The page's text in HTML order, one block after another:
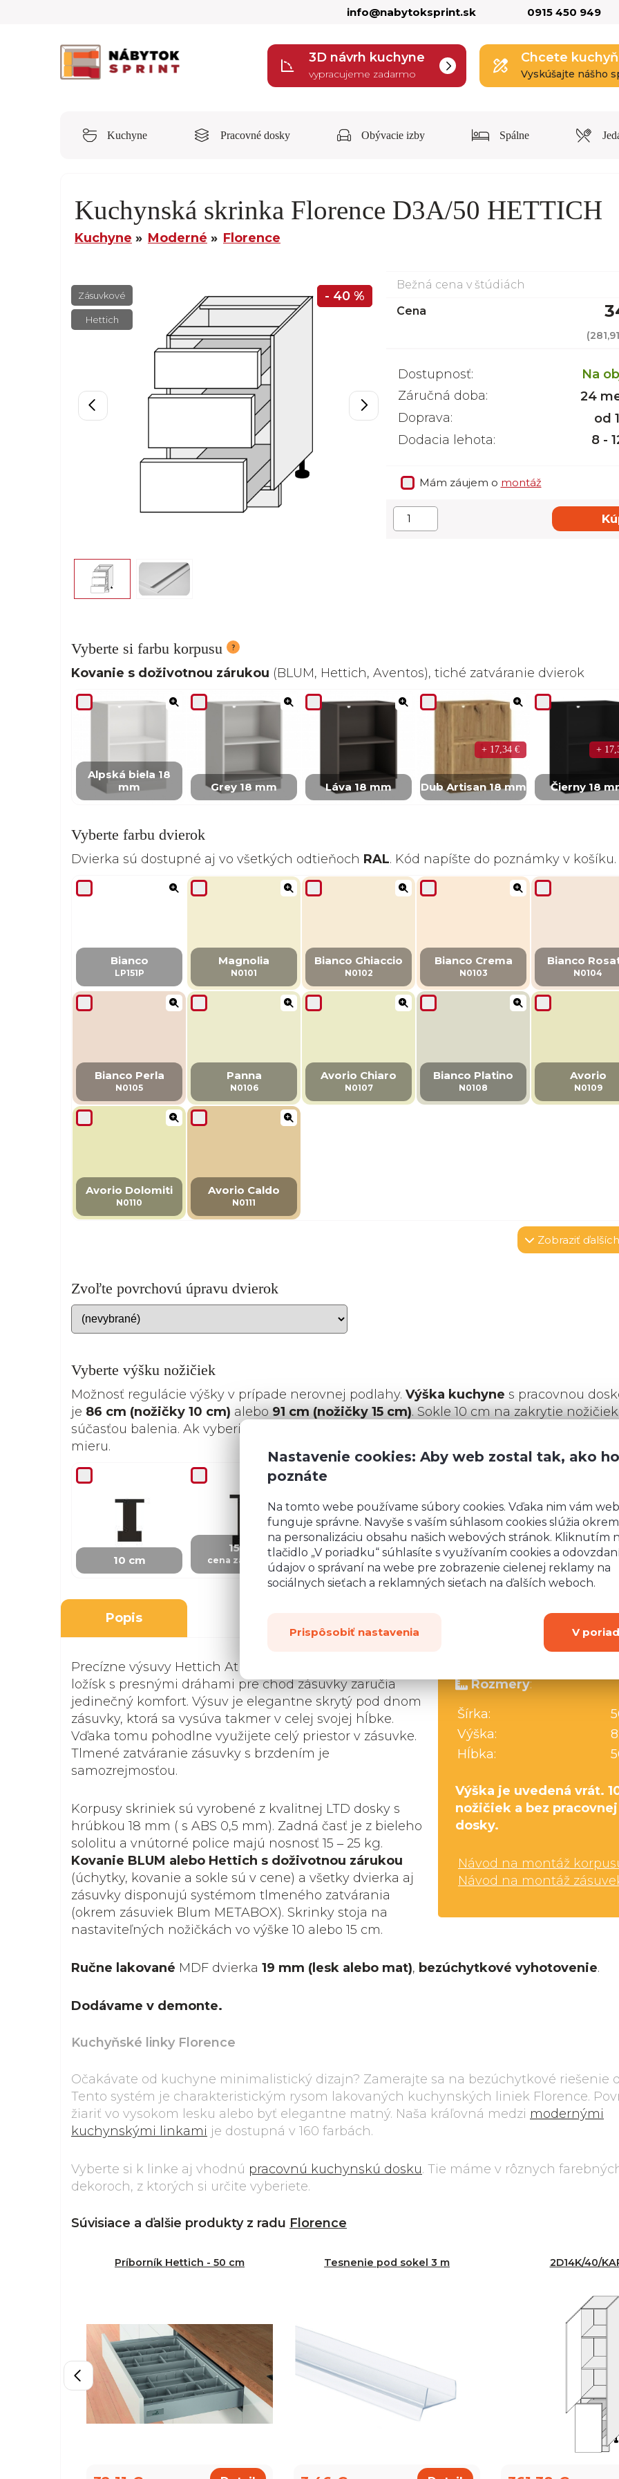
info@nabytoksprint.sk 0915 450 949
3D návrh kuchyne
vypracujeme zadarmo
Chcete
Vyskúšajte nášho
Kuchyne Pracovné dosky Obývacie izby Spálne
Kuchynská skrinka Florence D3A/50 HETTICH
Kuchyne Moderné Florence
Zásuvkové
Hettich
- 40 %
Bežná cena v štúdiách
Cena
(
Dostupnosť:
Na
Záručná doba:
24
Doprava:
od
Dodacia lehota:
8 -
Mám záujem o montáž
Vyberte si farbu korpusu
Kovanie s doživotnou zárukou (BLUM, Hettich, Aventos), tiché zatváranie dvierok
Alpská biela 18
mm
Grey 18 mm Láva 18 mm Dub Artisan 18 mm
+ 17,34 €
Čierny 18
+
Vyberte farbu dvierok
Dvierka sú dostupné aj vo všetkých odtieňoch RAL. Kód napíšte do poznámky v košíku.
Bianco
LP151P
Magnolia
N0101
Bianco Ghiaccio
N0102
Bianco Crema
N0103
Bianco
N0104
Bianco Perla
N0105
Panna
N0106
Avorio Chiaro
N0107
Bianco Platino
N0108
Avorio
N0109
Avorio Dolomiti
N0110
Avorio Caldo
N0111
Zobraziť
Zvoľte povrchovú úpravu dvierok
Vyberte výšku nožičiek
Možnosť regulácie výšky v prípade nerovnej podlahy. Výška kuchyne s pracovnou
je 86 cm (nožičky 10 cm) alebo 91 cm (nožičky 15 cm). Sokle 10 cm na zakrytie
súčasťou balenia. Ak vyberiete nožičky 15 cm, budeme vás kontaktovať kvôli výrobe
mieru.
10 cm
15 cm
cena za skrinku
+ 4,07 €
Popis Máte
Rozmery:
Šírka:
Výška:
Hĺbka:
Výška je uvedená vrát.
nožičiek a bez pracovnej
dosky.
Návod na montáž
Návod na montáž
Precízne výsuvy Hettich Atira na princípe guľôčkových
ložísk s presnými dráhami pre chod zásuvky zaručia
jedinečný komfort. Výsuv je elegantne skrytý pod dnom
zásuvky, ktorá sa vysúva takmer v celej svojej hĺbke.
Vďaka tomu pohodlne využijete celý priestor v zásuvke.
Tlmené zatváranie zásuvky s brzdením je
samozrejmosťou.
Korpusy skriniek sú vyrobené z kvalitnej LTD dosky s
hrúbkou 18 mm ( s ABS 0,5 mm). Zadná časť je z bieleho
sololitu a vnútorné police majú nosnosť 15 ‒ 25 kg.
Kovanie BLUM alebo Hettich s doživotnou zárukou
(úchytky, kovanie a sokle sú v cene) a všetky dvierka aj
zásuvky disponujú systémom tlmeného zatvárania
(okrem zásuviek Blum METABOX). Skrinky stoja na
nastaviteľných nožičkách vo výške 10 alebo 15 cm.
Ručne lakované MDF dvierka 19 mm (lesk alebo mat), bezúchytkové vyhotovenie.
Dodávame v demonte.
Kuchyňské linky Florence
Očakávate od kuchyne minimalistický dizajn? Zamerajte sa na bezúchytkové riešenie
Tento systém je charakteristickým rysom lakovaných kuchynských liniek Florence.
žiariť vo vysokom lesku alebo byť elegantne matný. Naša kráľovná medzi modernými
kuchynskými linkami je dostupná v 160 farbách.
Vyberte si k linke aj vhodnú pracovnú kuchynskú dosku. Tie máme v rôznych
dekoroch, z ktorých si určite vyberiete.
Súvisiace a ďalšie produkty z radu Florence
Príborník Hettich - 50 cm Tesnenie pod sokel 3 m 2D14K/40/
Nastavenie cookies: Aby web zostal tak, ako ho
poznáte
Na tomto webe používame súbory cookies. Vďaka nim vám web
funguje správne. Navyše s vaším súhlasom cookies slúžia
na personalizáciu obsahu našich webových stránok. Kliknutím
tlačidlo „V poriadku“ súhlasíte s využívaním cookies a
údajov o správaní na webe pre zobrazenie cielenej reklamy na
sociálnych sieťach a reklamných sieťach na ďalších weboch.
Prispôsobiť nastavenia V